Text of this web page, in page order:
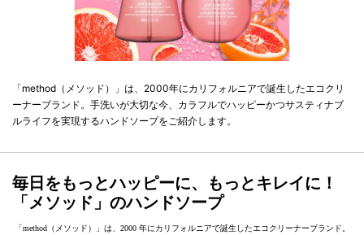
「method（メソッド）」は、2000年にカリフォルニアで誕生したエコクリ
ーナーブランド。手洗いが大切な今、カラフルでハッピーかつサスティナブ
ルライフを実現するハンドソープをご紹介します。
毎日をもっとハッピーに、もっとキレイに！
「メソッド」のハンドソープ
「method（メソッド）」は、2000 年にカリフォルニアで誕生したエコクリーナーブランド。